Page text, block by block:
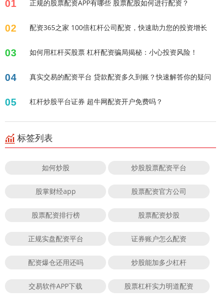
01 正规的股票配资APP有哪些 股票配股如何进行配资？
02 配资365之家 100倍杠杆公司配资，快速助力您的投资增长
03 如何用杠杆买股票 杠杆配资骗局揭秘：小心投资风险！
04 真实交易的配资平台 贷款配资多久到账？快速解答你的疑问
05 杠杆炒股平台证券 超牛网配资开户免费吗？
标签列表
如何炒股 炒股股票配资平台
股掌财经app 股票配资官方公司
股票配资排行榜 股票配资炒股
正规实盘配资平台 证券账户怎么配资
配资爆仓还用还吗 炒股能加多少杠杆
交易软件APP下载 股票杠杆实力明道配资